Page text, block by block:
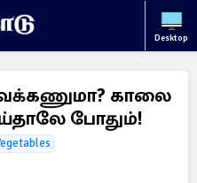
Desktop
காலை
போதும்!